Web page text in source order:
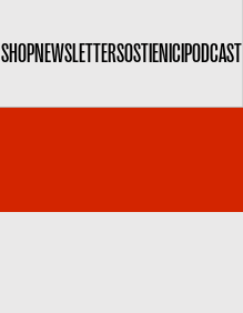
SHOPNEWSLETTERSOSTIENICIPODCAST